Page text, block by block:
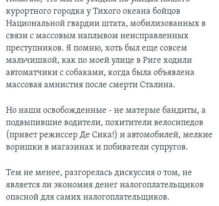
курортного городка у Тихого океана бойцов
Национальной гвардии штата, мобилизованных в
связи с массовым наплывом неисправленных
преступников. Я помню, хоть был еще совсем
мальчишкой, как по моей улице в Риге ходили
автоматчики с собаками, когда была объявлена
массовая амнистия после смерти Сталина.
Но наши освобожденные - не матерые бандиты, а
подвыпившие водители, похитители велосипедов
(привет режиссер Де Сика!) и автомобилей, мелкие
воришки в магазинах и побиватели супругов.
Тем не менее, разгорелась дискуссия о том, не
является ли экономия денег налогоплательщиков
опасной для самих налогоплательщиков.